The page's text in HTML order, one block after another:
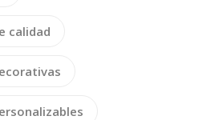
calidad